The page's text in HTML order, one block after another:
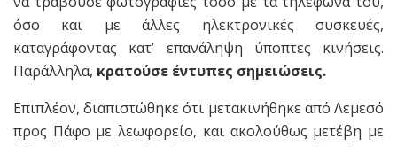
όσο και με άλλες ηλεκτρονικές συσκευές,
καταγράφοντας κατ’ επανάληψη ύποπτες κινήσεις.
Παράλληλα, κρατούσε έντυπες σημειώσεις.
Επιπλέον, διαπιστώθηκε ότι μετακινήθηκε από Λεμεσό
προς Πάφο με λεωφορείο, και ακολούθως μετέβη με